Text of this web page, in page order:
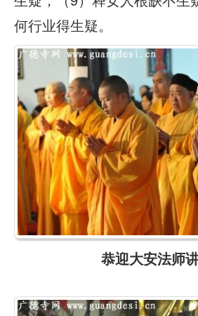
何行业得生疑。
恭迎大安法师